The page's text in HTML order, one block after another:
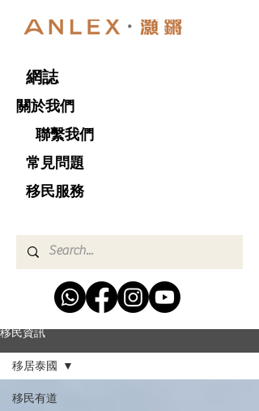
網誌
關於我們
聯繫我們
​ 常見問題
移民服務
移民資訊
移民有道
移居泰國